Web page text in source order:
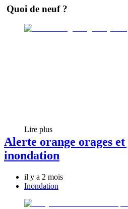
Quoi de neuf ?
Lire plus
Alerte orange orages
inondation
il y a 2 mois
Inondation